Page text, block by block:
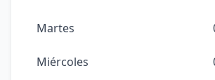
Martes
Miércoles